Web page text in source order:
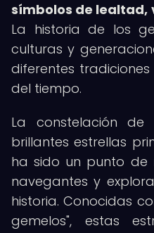
símbolos de
La historia de los
culturas y
diferentes
del tiempo.
La constelación de
brillantes estrellas
ha sido un punto de
navegantes y
historia. Conocidas
gemelos", estas